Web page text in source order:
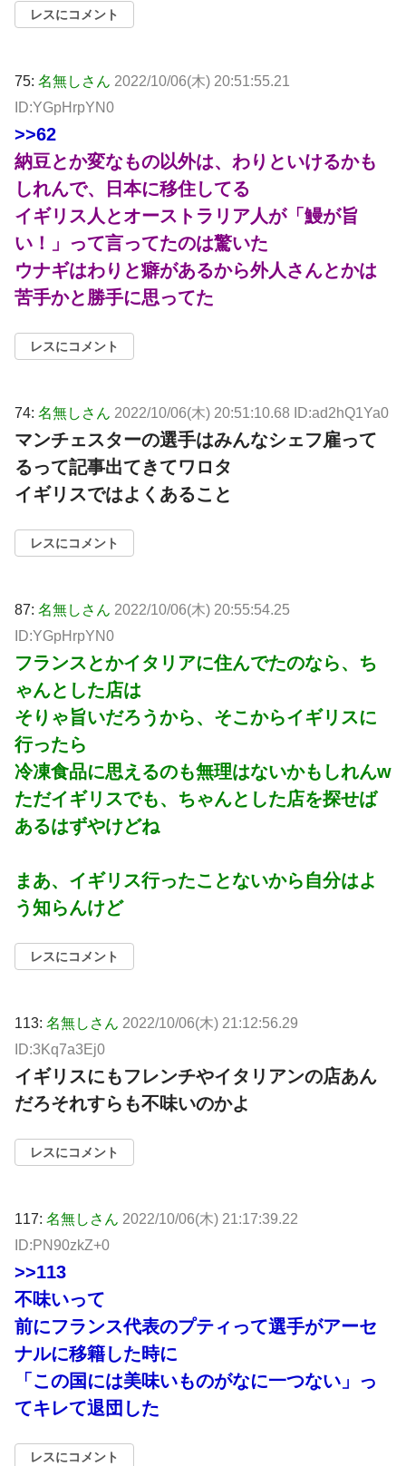
レスにコメント
75: 名無しさん 2022/10/06(木) 20:51:55.21
ID:YGpHrpYN0
>>62
納豆とか変なもの以外は、わりといけるかも
しれんで、日本に移住してる
イギリス人とオーストラリア人が「鰻が旨
い！」って言ってたのは驚いた
ウナギはわりと癖があるから外人さんとかは
苦手かと勝手に思ってた
レスにコメント
74: 名無しさん 2022/10/06(木) 20:51:10.68 ID:ad2hQ1Ya0
マンチェスターの選手はみんなシェフ雇って
るって記事出てきてワロタ
イギリスではよくあること
レスにコメント
87: 名無しさん 2022/10/06(木) 20:55:54.25
ID:YGpHrpYN0
フランスとかイタリアに住んでたのなら、ち
ゃんとした店は
そりゃ旨いだろうから、そこからイギリスに
行ったら
冷凍食品に思えるのも無理はないかもしれんw
ただイギリスでも、ちゃんとした店を探せば
あるはずやけどね
まあ、イギリス行ったことないから自分はよ
う知らんけど
レスにコメント
113: 名無しさん 2022/10/06(木) 21:12:56.29
ID:3Kq7a3Ej0
イギリスにもフレンチやイタリアンの店あん
だろそれすらも不味いのかよ
レスにコメント
117: 名無しさん 2022/10/06(木) 21:17:39.22
ID:PN90zkZ+0
>>113
不味いって
前にフランス代表のプティって選手がアーセ
ナルに移籍した時に
「この国には美味いものがなに一つない」っ
てキレて退団した
レスにコメント